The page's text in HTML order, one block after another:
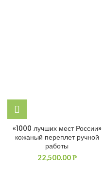
«1000 лучших мест России»
кожаный переплет ручной
работы
22,500.00Р